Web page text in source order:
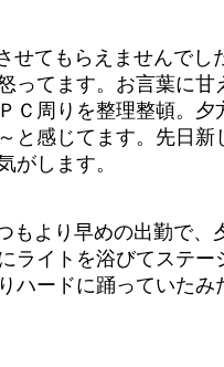
てもらえませんで
てます。お言葉に
周りを整理整頓。
感じてます。先日
がします。
より早めの出勤で
イトを浴びてステ
ードに踊っていた